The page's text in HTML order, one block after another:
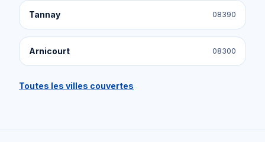
Tannay 08390
Arnicourt 08300
Toutes les villes couvertes